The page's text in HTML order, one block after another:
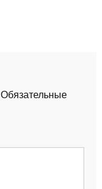
Обязательные